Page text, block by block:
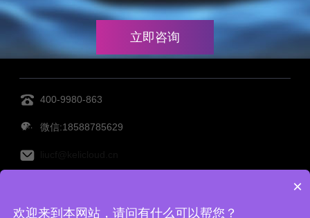
立即咨询
400-9980-863
微信:18588785629
MES管理系统 设备管理系统 透明工厂
×
欢迎来到本网站，请问有什么可以帮您？